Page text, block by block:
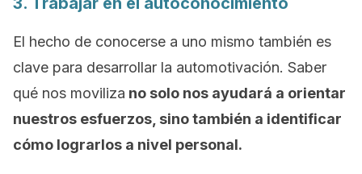
El hecho de conocerse a uno mismo también es
clave para desarrollar la automotivación. Saber
qué nos moviliza no solo nos ayudará a orientar
nuestros esfuerzos, sino también a identificar
cómo lograrlos a nivel personal.